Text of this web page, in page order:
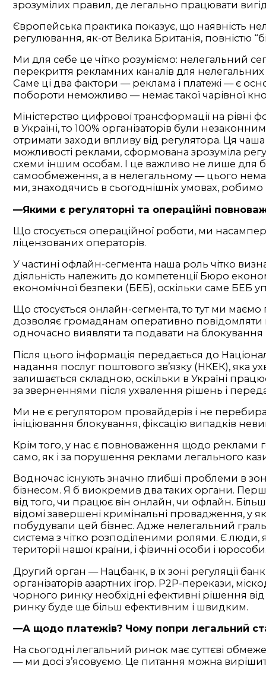
зрозумілих правил, де легально працювати
Європейська практика показує, що наявність
регулювання, як-от Велика Британія, повністю
Ми для себе це чітко розуміємо: нелегальний
перекриття рекламних каналів для
Саме ці два фактори — реклама і платежі — є
побороти неможливо — немає такої чарівної
Міністерство цифрової трансформації на рівні
в Україні, то 100% організаторів були
отримати заходи впливу від регулятора. Ця чаша
можливості реклами, сформована зрозуміла
схеми іншим особам. І це важливо не лише для
самообмеження, а в нелегальному — цього
ми, знаходячись в сьогоднішніх умовах,
—Якими є регуляторні та операційні
Що стосується операційної роботи, ми
ліцензованих операторів.
У частині офлайн-сегмента наша роль чітко
діяльність належить до компетенції Бюро
економічної безпеки (БЕБ), оскільки саме БЕБ
Що стосується онлайн-сегмента, то тут ми
дозволяє громадянам оперативно повідомляти
одночасно виявляти та подавати на
Після цього інформація передається до
надання послуг поштового зв’язку (НКЕК), яка
залишається складною, оскільки в Україні
за зверненнями після ухвалення рішень і
Ми не є регулятором провайдерів і не
ініціювання блокування, фіксацію випадків
Крім того, у нас є повноваження щодо реклами
само, як і за порушення реклами легального
Водночас існують значно глибші проблеми в
бізнесом. Я б виокремив два таких органи.
від того, чи працює він онлайн, чи офлайн.
відомі завершені кримінальні провадження, у
побудували цей бізнес. Адже нелегальний
система з чітко розподіленими ролями. Є люди,
території нашої країни, і фізичні особи і
Другий орган — Нацбанк, в їх зоні регуляції
організаторів азартних ігор. Р2Р-перекази,
чорного ринку необхідні ефективні рішення
ринку буде ще більш ефективним і швидким.
—А щодо платежів? Чому попри легальний
На сьогодні легальний ринок має суттєві
— ми досі з’ясовуємо. Це питання можна